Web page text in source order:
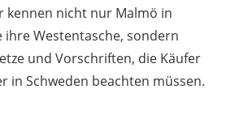
kennen nicht nur Malmö in
ihre Westentasche, sondern
und Vorschriften, die Käufer
in Schweden beachten müssen.